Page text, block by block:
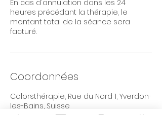
En cas d'annulation dans les 24
heures précédant la thérapie, le
montant total de la séance sera
facturé.
Coordonnées
Colorsthérapie, Rue du Nord 1, Yverdon-
les-Bains, Suisse